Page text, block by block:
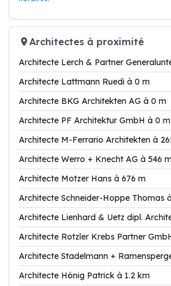
Architectes à proximité
Architecte Lerch & Partner
Architecte Lattmann Ruedi à 0 m
Architecte BKG Architekten AG à 0 m
Architecte PF Architektur GmbH à 0 m
Architecte M-Ferrario Architekten à
Architecte Werro + Knecht AG à 546
Architecte Motzer Hans à 676 m
Architecte Schneider-Hoppe Thomas
Architecte Lienhard & Uetz dipl.
Architecte Rotzler Krebs Partner
Architecte Stadelmann +
Architecte Hönig Patrick à 1.2 km